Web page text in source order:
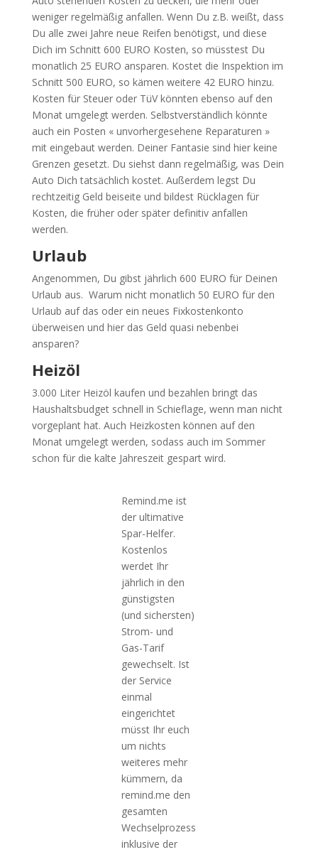
weniger regelmäßig anfallen. Wenn Du z.B. weißt, dass
Du alle zwei Jahre neue Reifen benötigst, und diese
Dich im Schnitt 600 EURO Kosten, so müsstest Du
monatlich 25 EURO ansparen. Kostet die Inspektion im
Schnitt 500 EURO, so kämen weitere 42 EURO hinzu.
Kosten für Steuer oder TüV könnten ebenso auf den
Monat umgelegt werden. Selbstverständlich könnte
auch ein Posten « unvorhergesehene Reparaturen »
mit eingebaut werden. Deiner Fantasie sind hier keine
Grenzen gesetzt. Du siehst dann regelmäßig, was Dein
Auto Dich tatsächlich kostet. Außerdem legst Du
rechtzeitig Geld beiseite und bildest Rücklagen für
Kosten, die früher oder später definitiv anfallen
werden.
Urlaub
Angenommen, Du gibst jährlich 600 EURO für Deinen
Urlaub aus. Warum nicht monatlich 50 EURO für den
Urlaub auf das oder ein neues Fixkostenkonto
überweisen und hier das Geld quasi nebenbei
ansparen?
Heizöl
3.000 Liter Heizöl kaufen und bezahlen bringt das
Haushaltsbudget schnell in Schieflage, wenn man nicht
vorgeplant hat. Auch Heizkosten können auf den
Monat umgelegt werden, sodass auch im Sommer
schon für die kalte Jahreszeit gespart wird.
Remind.me ist
der ultimative
Spar-Helfer.
Kostenlos
werdet Ihr
jährlich in den
günstigsten
(und sichersten)
Strom- und
Gas-Tarif
gewechselt. Ist
der Service
einmal
eingerichtet
müsst Ihr euch
um nichts
weiteres mehr
kümmern, da
remind.me den
gesamten
Wechselprozess
inklusive der